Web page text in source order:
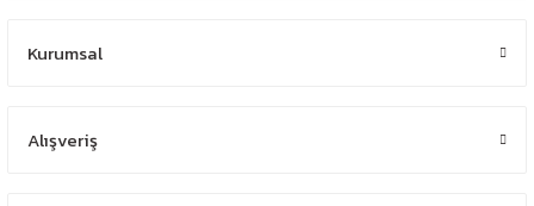
Kurumsal
Alışveriş